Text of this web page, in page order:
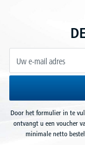
Door het formulier in te
ontvangt u een voucher
minimale netto